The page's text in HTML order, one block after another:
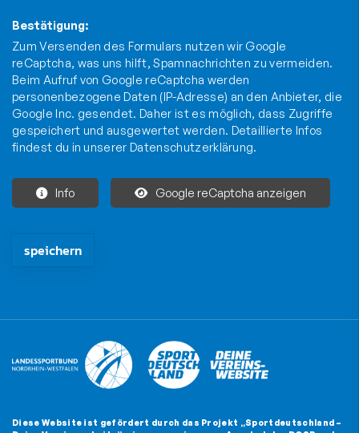
Bestätigung:
Zum Versenden des Formulars nutzen wir Google
reCaptcha, was uns hilft, Spamnachrichten zu vermeiden.
Beim Aufruf von Google reCaptcha werden
personenbezogene Daten (IP-Adresse) an den Anbieter, die
Google Inc. gesendet. Daher ist es möglich, dass Zugriffe
gespeichert und ausgewertet werden. Detaillierte Infos
findest du in unsererDatenschutzerklärung.
Info Google reCaptcha anzeigen
Diese Website ist gefördert durch das Projekt „Sportdeutschland –